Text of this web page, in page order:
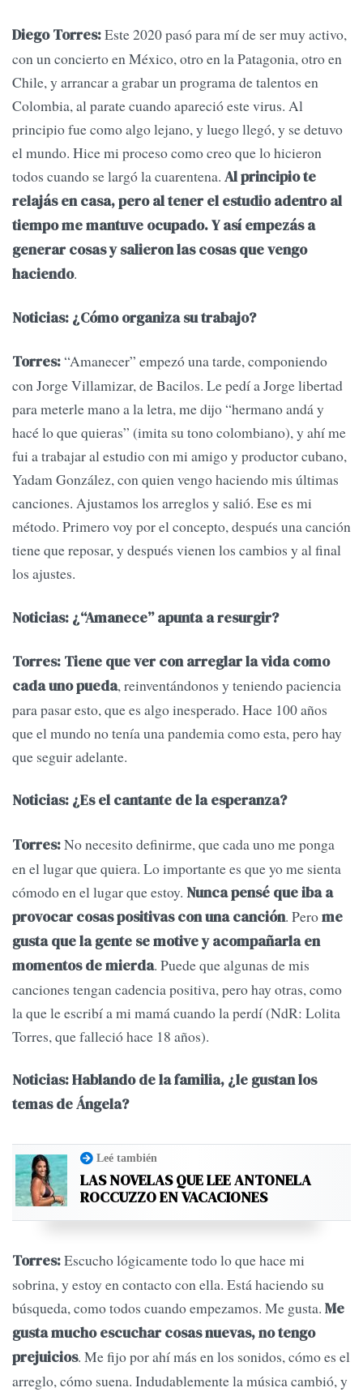
Diego Torres:Este 2020 pasó para mí de ser muy activo,
con un concierto en México, otro en la Patagonia, otro en
Chile, y arrancar a grabar un programa de talentos en
Colombia, al parate cuando apareció este virus. Al
principio fue como algo lejano, y luego llegó, y se detuvo
el mundo. Hice mi proceso como creo que lo hicieron
todos cuando se largó la cuarentena. Al principio te
relajás en casa, pero al tener el estudio adentro al
tiempo me mantuve ocupado. Y así empezás a
generar cosas y salieron las cosas que vengo
haciendo.
Noticias: ¿Cómo organiza su trabajo?
Torres:“Amanecer” empezó una tarde, componiendo
con Jorge Villamizar, de Bacilos. Le pedí a Jorge libertad
para meterle mano a la letra, me dijo “hermano andá y
hacé lo que quieras” (imita su tono colombiano), y ahí me
fui a trabajar al estudio con mi amigo y productor cubano,
Yadam González, con quien vengo haciendo mis últimas
canciones. Ajustamos los arreglos y salió. Ese es mi
método. Primero voy por el concepto, después una canción
tiene que reposar, y después vienen los cambios y al final
los ajustes.
Noticias: ¿“Amanece” apunta a resurgir?
Torres: Tiene que ver con arreglar la vida como
cada uno pueda, reinventándonos y teniendo paciencia
para pasar esto, que es algo inesperado. Hace 100 años
que el mundo no tenía una pandemia como esta, pero hay
que seguir adelante.
Noticias: ¿Es el cantante de la esperanza?
Torres:No necesito definirme, que cada uno me ponga
en el lugar que quiera. Lo importante es que yo me sienta
cómodo en el lugar que estoy. Nunca pensé que iba a
provocar cosas positivas con una canción. Perome
gusta que la gente se motive y acompañarla en
momentos de mierda. Puede que algunas de mis
canciones tengan cadencia positiva, pero hay otras, como
la que le escribí a mi mamá cuando la perdí (NdR: Lolita
Torres, que falleció hace 18 años).
Noticias: Hablando de la familia, ¿le gustan los
temas de Ángela?
Leé también
LAS NOVELAS QUE LEE ANTONELA
ROCCUZZO EN VACACIONES
Torres:Escucho lógicamente todo lo que hace mi
sobrina, y estoy en contacto con ella. Está haciendo su
búsqueda, como todos cuando empezamos. Me gusta. Me
gusta mucho escuchar cosas nuevas, no tengo
prejuicios. Me fijo por ahí más en los sonidos, cómo es el
arreglo, cómo suena. Indudablemente la música cambió, y